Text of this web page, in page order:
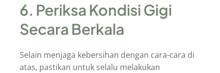
6. Periksa Kondisi Gigi
Secara Berkala
Selain menjaga kebersihan dengan cara-cara di
atas, pastikan untuk selalu melakukan